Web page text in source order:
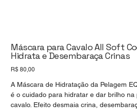
Máscara para Cavalo All Soft
Hidrata e Desembaraça Crinas
Preço
R$ 80,00
A Máscara de Hidratação da Pelagem
é o cuidado para hidratar e dar brilho na
cavalo. Efeito desmaia crina,